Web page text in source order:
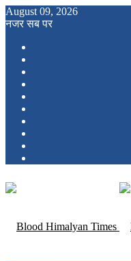
August 09, 2026
नजर सब पर